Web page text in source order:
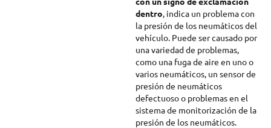
dentro, indica un problema con
la presión de los neumáticos del
vehículo. Puede ser causado por
una variedad de problemas,
como una fuga de aire en uno o
varios neumáticos, un sensor de
presión de neumáticos
defectuoso o problemas en el
sistema de monitorización de la
presión de los neumáticos.